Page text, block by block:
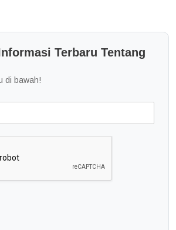
Terbaru Tentang
di bawah!